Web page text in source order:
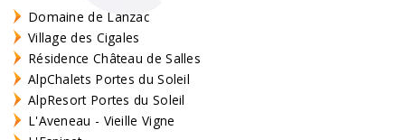
Domaine de Lanzac
Village des Cigales
Résidence Château de Salles
AlpChalets Portes du Soleil
AlpResort Portes du Soleil
L'Aveneau - Vieille Vigne